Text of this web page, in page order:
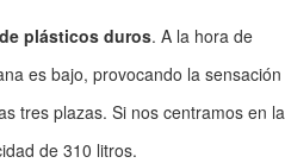
plásticos duros. A la hora de
es bajo, provocando la sensación
tres plazas. Si nos centramos en la
de 310 litros.